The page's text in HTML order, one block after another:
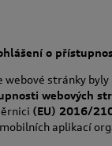
o
webové stránky
webových
(EU) 2016/
aplikací